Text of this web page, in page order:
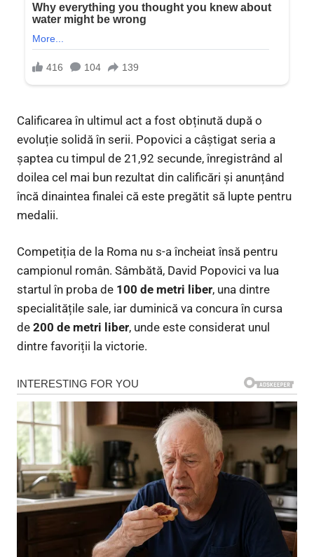
Calificarea în ultimul act a fost obținută după o
evoluție solidă în serii. Popovici a câștigat seria a
șaptea cu timpul de 21,92 secunde, înregistrând al
doilea cel mai bun rezultat din calificări și anunțând
încă dinaintea finalei că este pregătit să lupte pentru
medalii.
Competiția de la Roma nu s-a încheiat însă pentru
campionul român. Sâmbătă, David Popovici va lua
startul în proba de 100 de metri liber, una dintre
specialitățile sale, iar duminică va concura în cursa
de 200 de metri liber, unde este considerat unul
dintre favoriții la victorie.